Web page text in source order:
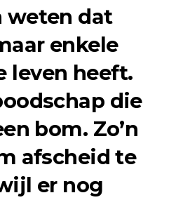
weten dat
enkele
leven heeft.
die
bom. Zo’n
afscheid te
er nog